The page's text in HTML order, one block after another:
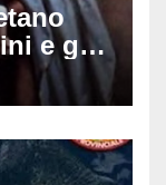
e gif
sui